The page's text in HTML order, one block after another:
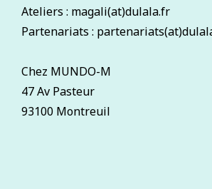
Ateliers : magali(at)dulala.fr
Partenariats :
Chez MUNDO-M
47 Av Pasteur
93100 Montreuil